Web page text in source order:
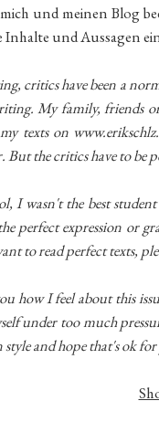
und meinen Blog
Inhalte und Aussagen
critics have been a
My family, friends
texts on
the critics have to be
I wasn't the best
perfect expression or
to read perfect texts,
how I feel about this
under too much
and hope that's ok